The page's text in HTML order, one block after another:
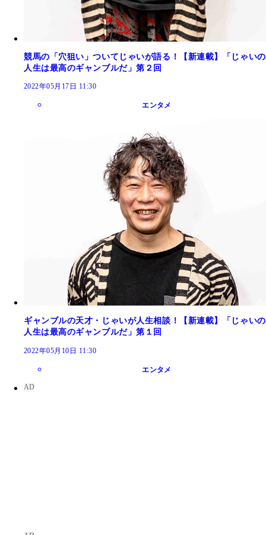
競馬の「穴狙い」ついてじゃいが語る！【新連載】「じゃいの
人生は最高のギャンブルだ」第２回
2022年05月17日 11:30
エンタメ
ギャンブルの天才・じゃいが人生相談！【新連載】「じゃいの
人生は最高のギャンブルだ」第１回
2022年05月10日 11:30
エンタメ